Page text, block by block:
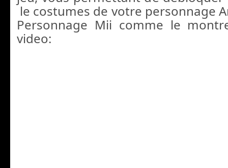
le costumes de votre personnage
Personnage Mii comme le
video: